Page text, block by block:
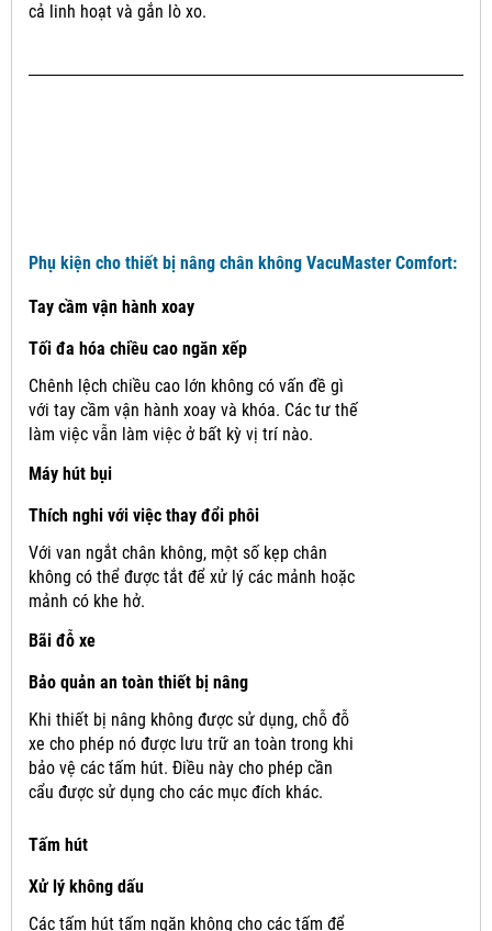
cả linh hoạt và gắn lò xo.
Phụ kiện cho thiết bị nâng chân không VacuMaster Comfort:
Tay cầm vận hành xoay
Tối đa hóa chiều cao ngăn xếp
Chênh lệch chiều cao lớn không có vấn đề gì
với tay cầm vận hành xoay và khóa. Các tư thế
làm việc vẫn làm việc ở bất kỳ vị trí nào.
Máy hút bụi
Thích nghi với việc thay đổi phôi
Với van ngắt chân không, một số kẹp chân
không có thể được tắt để xử lý các mảnh hoặc
mảnh có khe hở.
Bãi đỗ xe
Bảo quản an toàn thiết bị nâng
Khi thiết bị nâng không được sử dụng, chỗ đỗ
xe cho phép nó được lưu trữ an toàn trong khi
bảo vệ các tấm hút. Điều này cho phép cần
cẩu được sử dụng cho các mục đích khác.
Tấm hút
Xử lý không dấu
Các tấm hút tấm ngăn không cho các tấm để